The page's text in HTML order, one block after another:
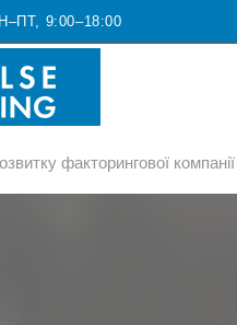
9:00–18:00
факторингової компанії